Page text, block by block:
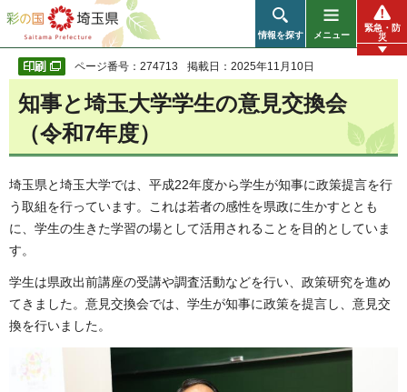
彩の国 埼玉県
情報を探す メニュー
緊急・防
災
ページ番号：274713 掲載日：2025年11月10日
知事と埼玉大学学生の意見交換会
（令和7年度）
埼玉県と埼玉大学では、平成22年度から学生が知事に政策提言を行
う取組を行っています。これは若者の感性を県政に生かすととも
に、学生の生きた学習の場として活用されることを目的としていま
す。
学生は県政出前講座の受講や調査活動などを行い、政策研究を進め
てきました。意見交換会では、学生が知事に政策を提言し、意見交
換を行いました。